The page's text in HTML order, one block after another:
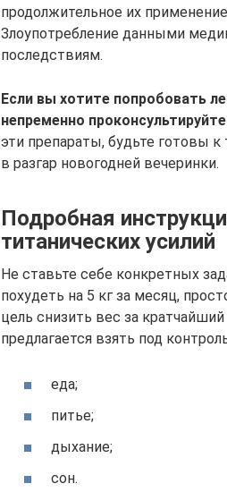
продолжительное их
Злоупотребление данными
последствиям.
Если вы хотите попробовать
непременно
эти препараты, будьте готовы
в разгар новогодней вечеринки.
Подробная
титанических усилий
Не ставьте себе конкретных
похудеть на 5 кг за месяц,
цель снизить вес за
предлагается взять под
еда;
питье;
дыхание;
сон.